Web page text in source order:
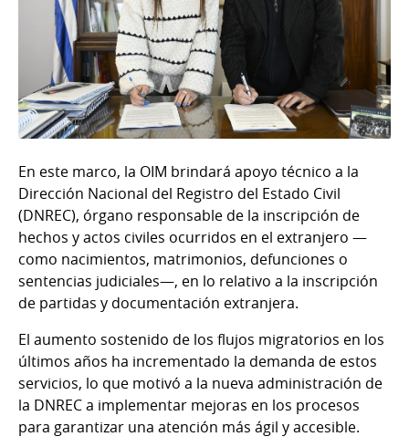
En este marco, la OIM brindará apoyo técnico a la
Dirección Nacional del Registro del Estado Civil
(DNREC), órgano responsable de la inscripción de
hechos y actos civiles ocurridos en el extranjero —
como nacimientos, matrimonios, defunciones o
sentencias judiciales—, en lo relativo a la inscripción
de partidas y documentación extranjera.
El aumento sostenido de los flujos migratorios en los
últimos años ha incrementado la demanda de estos
servicios, lo que motivó a la nueva administración de
la DNREC a implementar mejoras en los procesos
para garantizar una atención más ágil y accesible.